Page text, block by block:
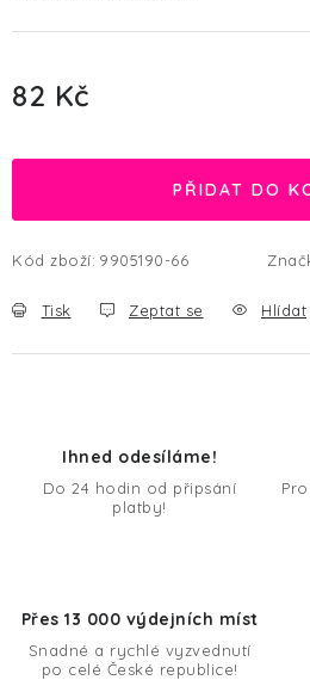
82 Kč
PŘIDAT DO
Kód zboží: 9905190-66
Tisk Zeptat se Hlídat
Ihned odesíláme!
Do 24 hodin od připsání
platby!
Přes 13 000 výdejních míst
Snadné a rychlé vyzvednutí
po celé České republice!